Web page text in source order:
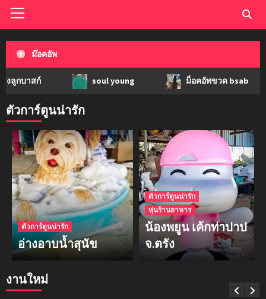
ม๊อคอัพ
ก์ soul young ม็อคอัพขวด bsab
งานใหม่
ตัวการ์ตูนน่ารัก
ตัวการ์ตูนน่ารัก
อ่างอาบน้ำสุนัข
ตัวการ์ตูนน่ารัก
หุ่นร้านอาหาร
น้องพยูน เค้กท่าปาป
จ.ตรัง